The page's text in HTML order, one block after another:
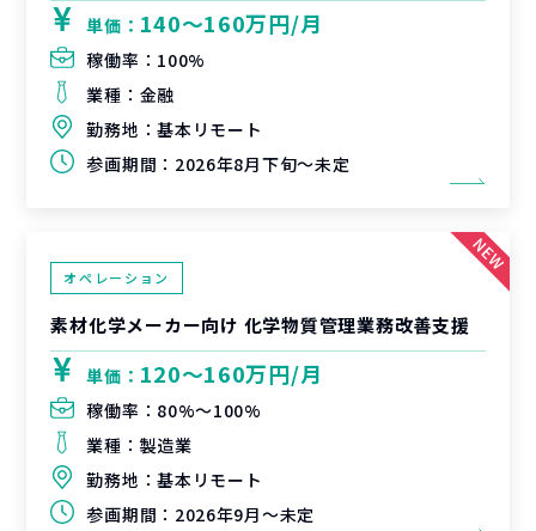
単価： 140〜160万円/月
稼働率： 100%
業種： 金融
勤務地：基本リモート
参画期間： 2026年8月下旬～未定
オペレーション
素材化学メーカー向け 化学物質管理業務改善支援
単価： 120〜160万円/月
稼働率： 80%〜100%
業種： 製造業
勤務地：基本リモート
参画期間： 2026年9月～未定